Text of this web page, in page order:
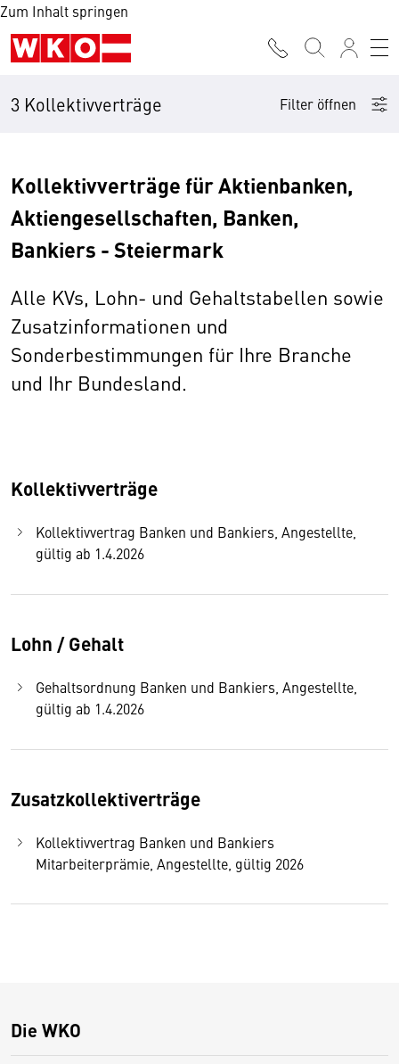
Zum Inhalt springen
3 Kollektivverträge Filter öffnen
Kollektivverträge für Aktienbanken,
Aktiengesellschaften, Banken,
Bankiers - Steiermark
Alle KVs, Lohn- und Gehaltstabellen sowie
Zusatzinformationen und
Sonderbestimmungen für Ihre Branche
und Ihr Bundesland.
Kollektivverträge
Kollektivvertrag Banken und Bankiers, Angestellte,
gültig ab 1.4.2026
Lohn / Gehalt
Gehaltsordnung Banken und Bankiers, Angestellte,
gültig ab 1.4.2026
Zusatzkollektiverträge
Kollektivvertrag Banken und Bankiers
Mitarbeiterprämie, Angestellte, gültig 2026
Die WKO